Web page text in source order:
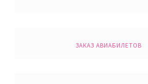
ЗАКАЗ АВИАБИЛЕТОВ